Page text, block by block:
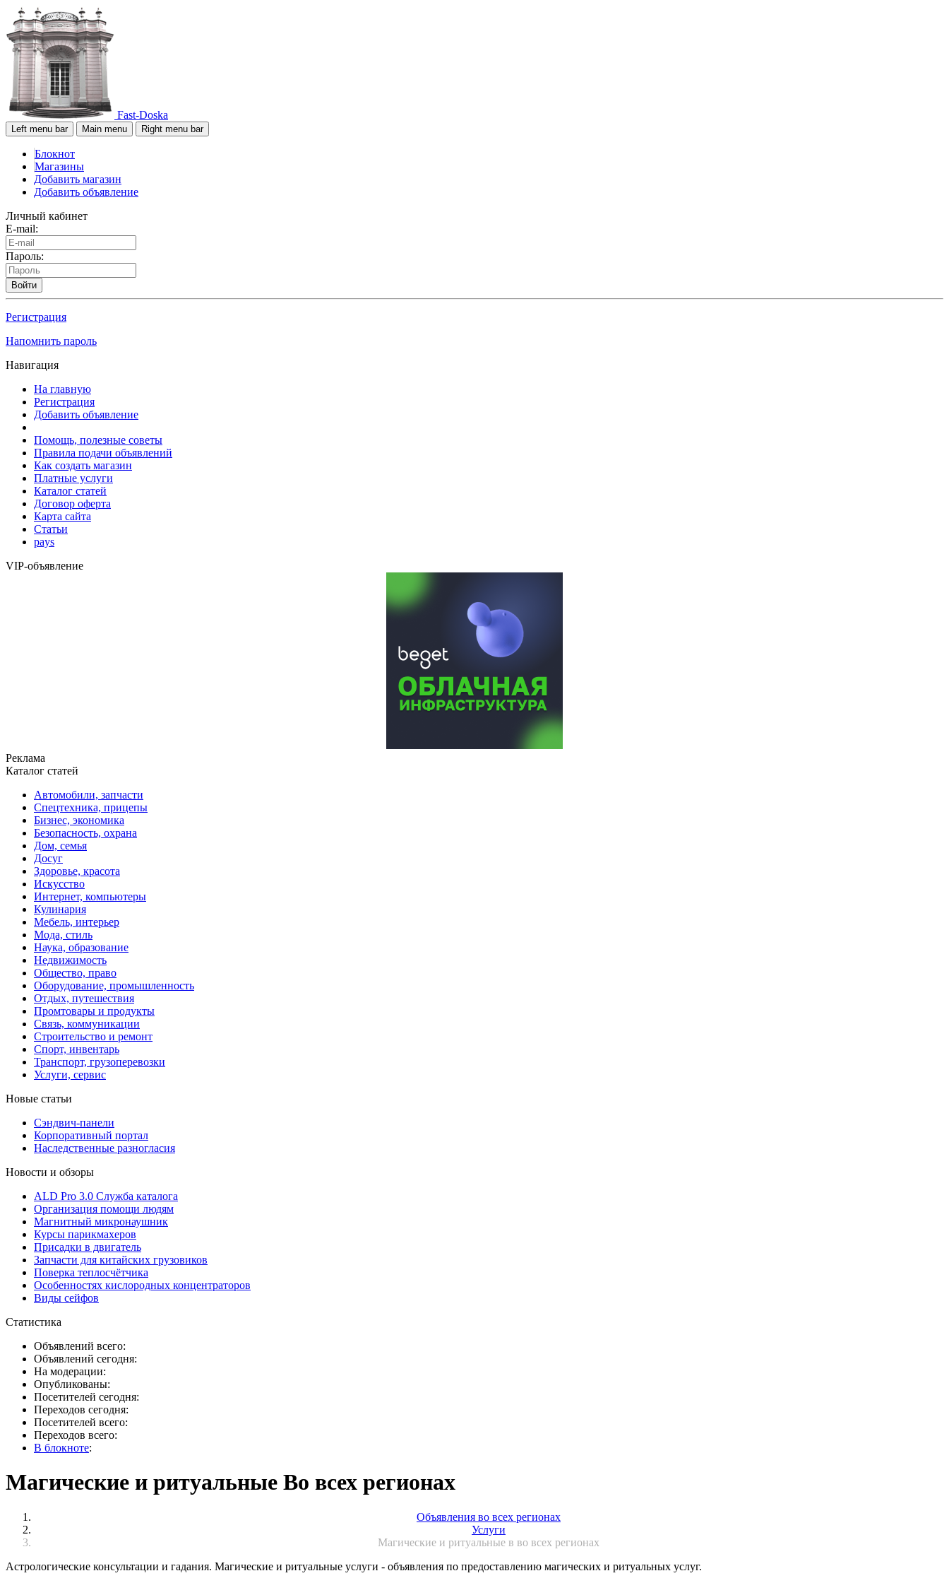
Fast-Doska
Left menu bar Main menu Right menu bar
Блокнот
Магазины
Добавить магазин
Добавить объявление
Личный кабинет
E-mail:
Пароль:
Войти
Регистрация
Напомнить пароль
Навигация
На главную
Регистрация
Добавить объявление
Помощь, полезные советы
Правила подачи объявлений
Как создать магазин
Платные услуги
Каталог статей
Договор оферта
Карта сайта
Статьи
pays
VIP-объявление
Реклама
Каталог статей
Автомобили, запчасти
Спецтехника, прицепы
Бизнес, экономика
Безопасность, охрана
Дом, семья
Досуг
Здоровье, красота
Искусство
Интернет, компьютеры
Кулинария
Мебель, интерьер
Мода, стиль
Наука, образование
Недвижимость
Общество, право
Оборудование, промышленность
Отдых, путешествия
Промтовары и продукты
Связь, коммуникации
Строительство и ремонт
Cпорт, инвентарь
Транспорт, грузоперевозки
Услуги, сервис
Новые статьи
Сэндвич-панели
Корпоративный портал
Наследственные разногласия
Новости и обзоры
ALD Pro 3.0 Служба каталога
Организация помощи людям
Магнитный микронаушник
Курсы парикмахеров
Присадки в двигатель
Запчасти для китайских грузовиков
Поверка теплосчётчика
Особенностях кислородных концентраторов
Виды сейфов
Статистика
Объявлений всего:
Объявлений сегодня:
На модерации:
Опубликованы:
Посетителей сегодня:
Переходов сегодня:
Посетителей всего:
Переходов всего:
В блокноте:
Магические и ритуальные Во всех регионах
Объявления во всех регионах
Услуги
Магические и ритуальные в во всех регионах
Астрологические консультации и гадания. Магические и ритуальные услуги - объявления по предоставлению магических и ритуальных услуг.